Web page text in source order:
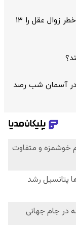
با رعایت این سه مورد در میانسالی، خطر زوال عقل را ۱۳
در آسمان شب رصد